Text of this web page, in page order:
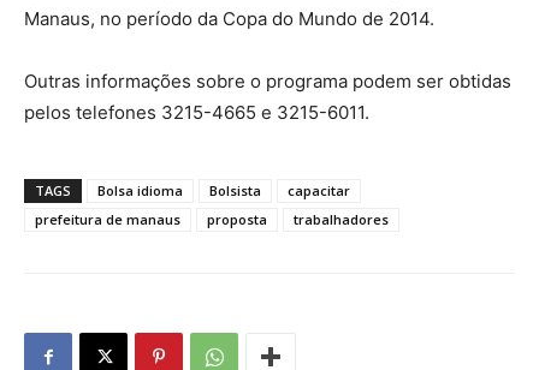
Manaus, no período da Copa do Mundo de 2014.
Outras informações sobre o programa podem ser obtidas
pelos telefones 3215-4665 e 3215-6011.
TAGS Bolsa idioma Bolsista
capacitar
prefeitura de manaus
proposta trabalhadores